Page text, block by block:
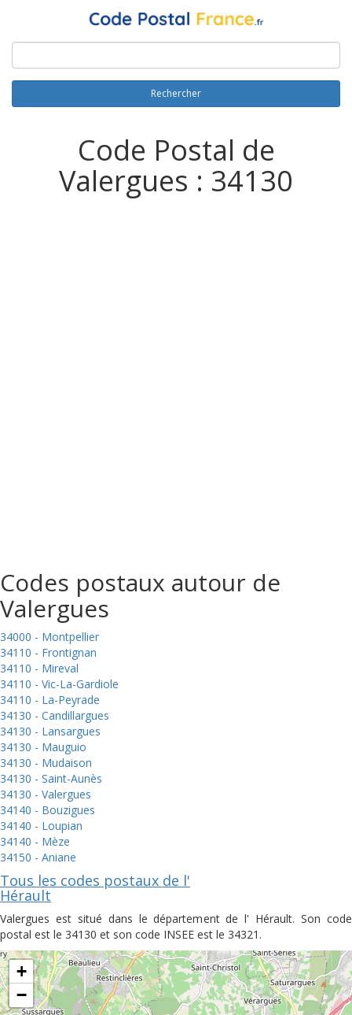
Rechercher
Code Postal de
Valergues : 34130
Codes postaux autour de
Valergues
34000 - Montpellier
34110 - Frontignan
34110 - Mireval
34110 - Vic-La-Gardiole
34110 - La-Peyrade
34130 - Candillargues
34130 - Lansargues
34130 - Mauguio
34130 - Mudaison
34130 - Saint-Aunès
34130 - Valergues
34140 - Bouzigues
34140 - Loupian
34140 - Mèze
34150 - Aniane
Tous les codes postaux de l'
Hérault
Valergues est situé dans le département de l' Hérault. Son code
postal est le 34130 et son code INSEE est le 34321.
+
−